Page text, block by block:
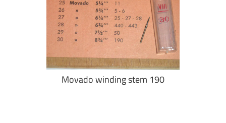
Movado winding stem 190